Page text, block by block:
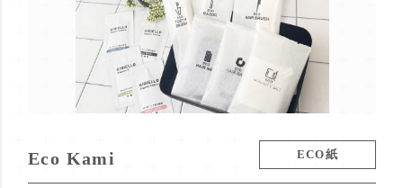
Eco Kami ECO紙